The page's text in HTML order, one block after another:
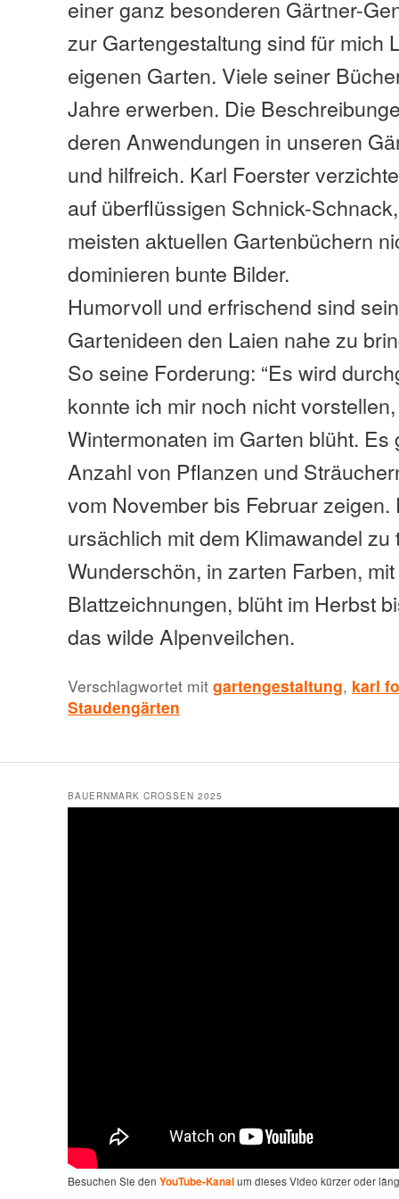
einer ganz besonderen Gärtner-
zur Gartengestaltung sind für mich
eigenen Garten. Viele seiner
Jahre erwerben. Die
deren Anwendungen in unseren
und hilfreich. Karl Foerster
auf überflüssigen Schnick-
meisten aktuellen Gartenbüchern
dominieren bunte Bilder.
Humorvoll und erfrischend sind
Gartenideen den Laien nahe zu
So seine Forderung: “Es wird
konnte ich mir noch nicht
Wintermonaten im Garten blüht. Es
Anzahl von Pflanzen und
vom November bis Februar zeigen.
ursächlich mit dem Klimawandel zu
Wunderschön, in zarten Farben,
Blattzeichnungen, blüht im Herbst
das wilde Alpenveilchen.
Verschlagwortet mit gartengestaltung, karl
Staudengärten
BAUERNMARK CROSSEN 2025
Besuchen Sie den YouTube-Kanalum dieses Video kürzer oder